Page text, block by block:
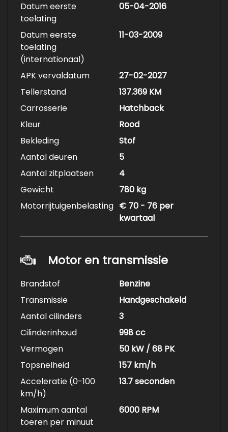
Datum eerste
toelating
05-04-2016
Datum eerste
toelating
(internationaal)
11-03-2009
APK vervaldatum
27-02-2027
Tellerstand
137.369 KM
Carrosserie
Hatchback
Kleur
Rood
Bekleding
Stof
Aantal deuren
5
Aantal zitplaatsen
4
Gewicht
780 kg
Motorrijtuigenbelasting € 70 - 76 per
kwartaal
Motor en transmissie
Brandstof
Benzine
Transmissie
Handgeschakeld
Aantal cilinders
3
Cilinderinhoud
998 cc
Vermogen
50 kW / 68 PK
Topsnelheid
157 km/h
Acceleratie (0-100
km/h)
13.7 seconden
Maximum aantal
toeren per minuut
6000 RPM